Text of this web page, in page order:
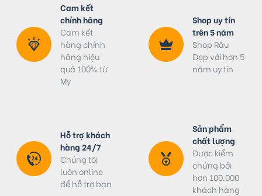
Cam kết
chính hãng
Cam kết
hàng chính
hãng hiệu
quả 100% từ
Mỹ
Shop uy tín
trên 5 năm
Shop Râu
Đẹp với hơn 5
năm uy tín
Hỗ trợ khách
hàng 24/7
Chúng tôi
luôn online
để hỗ trợ bạn
Sản phẩm
chất lượng
Được kiểm
chứng bởi
hơn 100.000
khách hàng